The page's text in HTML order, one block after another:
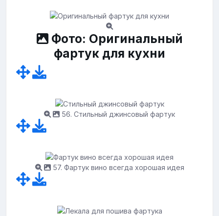
Фото: Оригинальный
фартук для кухни
56. Стильный джинсовый фартук
57. Фартук вино всегда хорошая идея